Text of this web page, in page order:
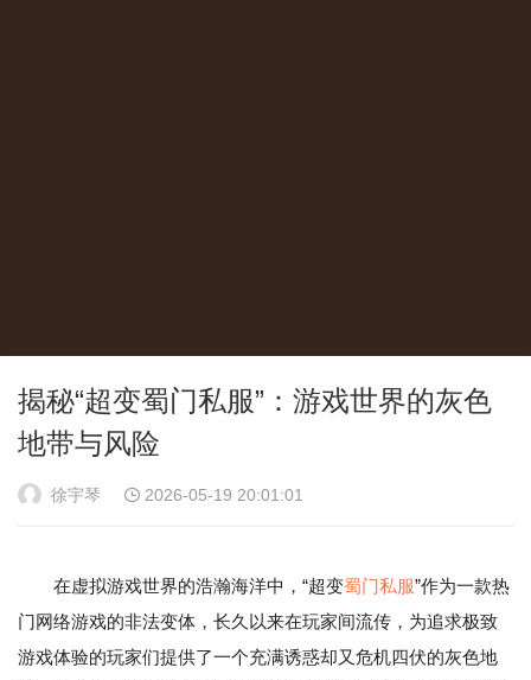
揭秘“超变蜀门私服”：游戏世界的灰色
地带与风险
徐宇琴 2026-05-19 20:01:01
在虚拟游戏世界的浩瀚海洋中，“超变蜀门私服”作为一款热
门网络游戏的非法变体，长久以来在玩家间流传，为追求极致
游戏体验的玩家们提供了一个充满诱惑却又危机四伏的灰色地